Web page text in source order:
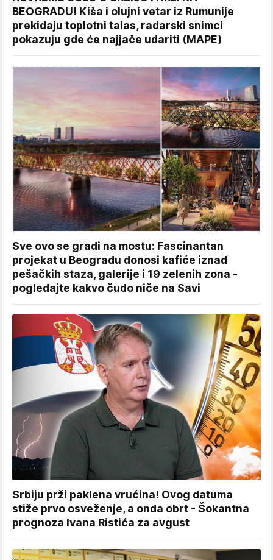
BEOGRADU! Kiša i olujni vetar iz Rumunije
prekidaju toplotni talas, radarski snimci
pokazuju gde će najjače udariti (MAPE)
Sve ovo se gradi na mostu: Fascinantan
projekat u Beogradu donosi kafiće iznad
pešačkih staza, galerije i 19 zelenih zona -
pogledajte kakvo čudo niče na Savi
Srbiju prži paklena vrućina! Ovog datuma
stiže prvo osveženje, a onda obrt - Šokantna
prognoza Ivana Ristića za avgust